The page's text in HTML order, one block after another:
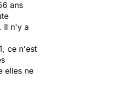
ans
Il n'y a
ce n'est
elles ne